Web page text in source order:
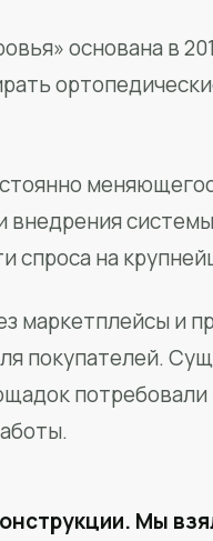
основана в
внедрения
спроса на
маркетплейсы и
покупателей.
Мы